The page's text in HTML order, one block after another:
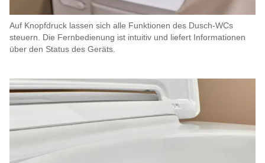
Auf Knopfdruck lassen sich alle Funktionen des Dusch-WCs
steuern. Die Fernbedienung ist intuitiv und liefert Informationen
über den Status des Geräts.​